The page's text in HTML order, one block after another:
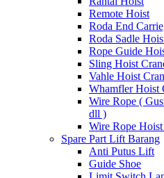
Remote Hoist
Roda End
Roda Sadle
Rope Guide
Sling Hoist
Vahle Hoist
Whamfler Hoist
Wire Rope (
dll )
Wire Rope
Spare Part Lift Barang
Anti Putus Lift
Guide Shoe